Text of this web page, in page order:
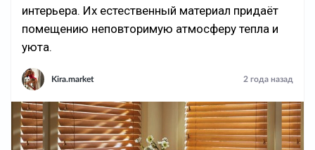
интерьера. Их естественный материал придаёт
помещению неповторимую атмосферу тепла и
уюта.
Kira.market 2 года назад